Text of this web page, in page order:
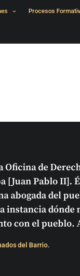
Procesos
Oficina de
[Juan Pablo II].
abogada del
instancia dónde
con el pueblo.
del Barrio.